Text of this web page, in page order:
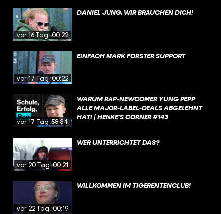
vor 16 Tagen00:22
DANIEL JUNG, WIR BRAUCHEN DICH!
vor 17 Tagen00:22
EINFACH MARK FORSTER SUPPORT
vor 17 Tagen58:34
WARUM RAP-NEWCOMER YUNG PEPP
ALLE MAJOR-LABEL-DEALS ABGELEHNT
HAT! | HENKE'S CORNER #143
vor 20 Tagen00:21
WER UNTERRICHTET DAS?
vor 22 Tagen00:19
WILLKOMMEN IM TIGERENTENCLUB!